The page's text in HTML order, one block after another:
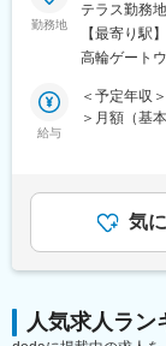
【研修につい
入社後６カ
ャッチアッ
10:00～顧
12:00～昼食
13:00～顧客
17:00～事務
【同社の特徴
■求人概要：
フィールド
保守点検を
が更に高ま
貢献、顧客
・当社検査
・ユーザー
算はありま
勤務地
テラス勤務
煙＜勤務地
配属となり
【最寄り駅】
高輪ゲート
給与
＜予定年収
＞月額（基
でのご経験
あり、選考
手当を含め
気
人気求人ラン